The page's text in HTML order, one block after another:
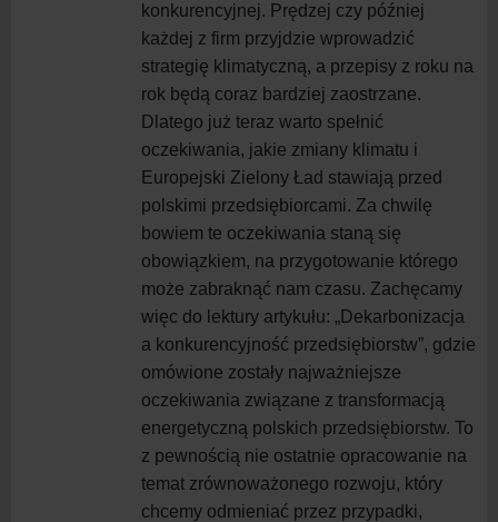
konkurencyjnej. Prędzej czy później
każdej z firm przyjdzie wprowadzić
strategię klimatyczną, a przepisy z roku na
rok będą coraz bardziej zaostrzane.
Dlatego już teraz warto spełnić
oczekiwania, jakie zmiany klimatu i
Europejski Zielony Ład stawiają przed
polskimi przedsiębiorcami. Za chwilę
bowiem te oczekiwania staną się
obowiązkiem, na przygotowanie którego
może zabraknąć nam czasu. Zachęcamy
więc do lektury artykułu: „Dekarbonizacja
a konkurencyjność przedsiębiorstw”, gdzie
omówione zostały najważniejsze
oczekiwania związane z transformacją
energetyczną polskich przedsiębiorstw. To
z pewnością nie ostatnie opracowanie na
temat zrównoważonego rozwoju, który
chcemy odmieniać przez przypadki,